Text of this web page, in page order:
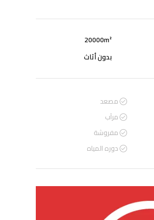
20000m²
بدون أثاث
مصعد
مرآب
مفروشة
دوره المياه